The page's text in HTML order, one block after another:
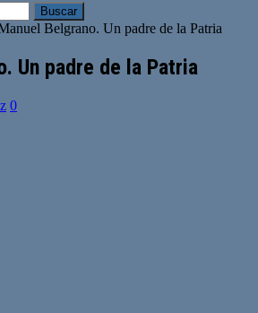
Belgrano. Un padre de la Patria
Un padre de la Patria
0